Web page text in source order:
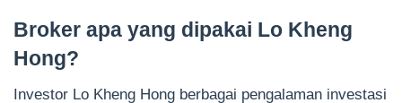
Broker apa yang dipakai Lo Kheng
Hong?
Investor Lo Kheng Hong berbagai pengalaman investasi